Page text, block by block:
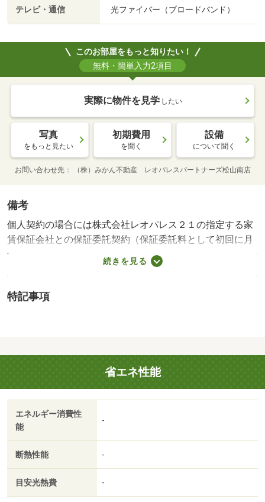
テレビ・通信 光ファイバー（ブロードバンド）
このお部屋をもっと知りたい！
無料・簡単入力2項目
実際に物件を見学 したい
写真
をもっと見たい
初期費用
を聞く
設備
について聞く
お問い合わせ先 （株）みかん不動産 レオパレスパートナーズ松山南店
備考
個人契約の場合には株式会社レオパレス２１の指定する家
賃保証会社との保証委託契約（保証委託料として初回に月
額総利用料×１００％～１２０％※と１年毎に１０，０００
円）が必要です。※成人で年収が１５０万円以上の方：１
方：１２０％（保証人不要） 未成年の方：１００％（保
レンジ・電気コンロ・テーブル・カーテンなどが揃ってい
るので身軽にご入居が可能で意外と高くついてしまう引越
費用も軽減できます…・バイク置場：有・駐輪場：有
続きを見る
特記事項
省エネ性能
エネルギー消費性
能
-
断熱性能 -
目安光熱費 -